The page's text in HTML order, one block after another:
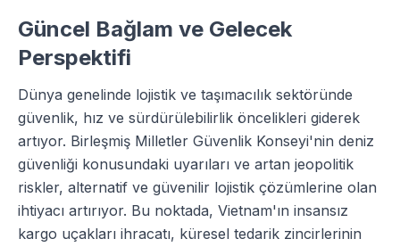
Güncel Bağlam ve Gelecek
Perspektifi
Dünya genelinde lojistik ve taşımacılık sektöründe
güvenlik, hız ve sürdürülebilirlik öncelikleri giderek
artıyor. Birleşmiş Milletler Güvenlik Konseyi'nin deniz
güvenliği konusundaki uyarıları ve artan jeopolitik
riskler, alternatif ve güvenilir lojistik çözümlerine olan
ihtiyacı artırıyor. Bu noktada, Vietnam'ın insansız
kargo uçakları ihracatı, küresel tedarik zincirlerinin